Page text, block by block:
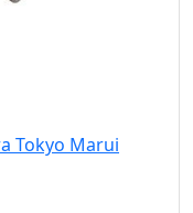
Tokyo Marui